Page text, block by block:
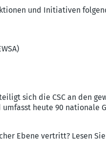
und Initiativen
sich die CSC an den
heute 90 nationale
Ebene vertritt? Lesen